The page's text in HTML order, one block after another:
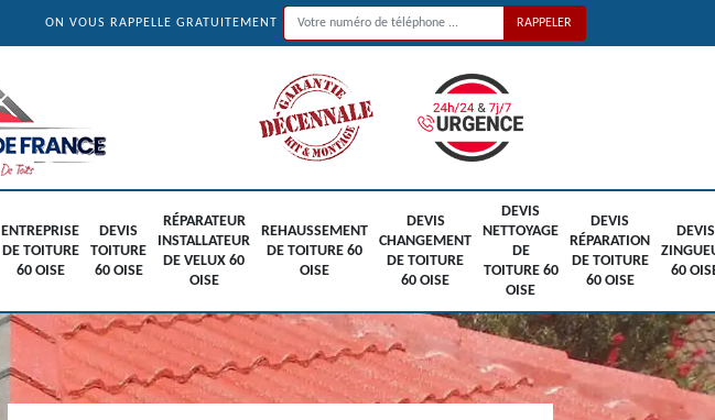
ON VOUS RAPPELLE GRATUITEMENT
ENTREPRISE
DE TOITURE
60 OISE
DEVIS
TOITURE
60 OISE
RÉPARATEUR
INSTALLATEUR
DE VELUX 60
OISE
REHAUSSEMENT
DE TOITURE 60
OISE
DEVIS
CHANGEMENT
DE TOITURE
60 OISE
DEVIS
NETTOYAGE
DE
TOITURE 60
OISE
DEVIS
RÉPARATION
DE TOITURE
60 OISE
DEVIS
60